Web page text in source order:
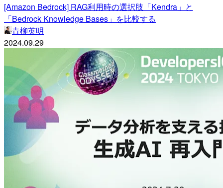
[Amazon Bedrock] RAG利用時の選択肢「Kendra」と
「Bedrock Knowledge Bases」を比較する
青柳英明
2024.09.29